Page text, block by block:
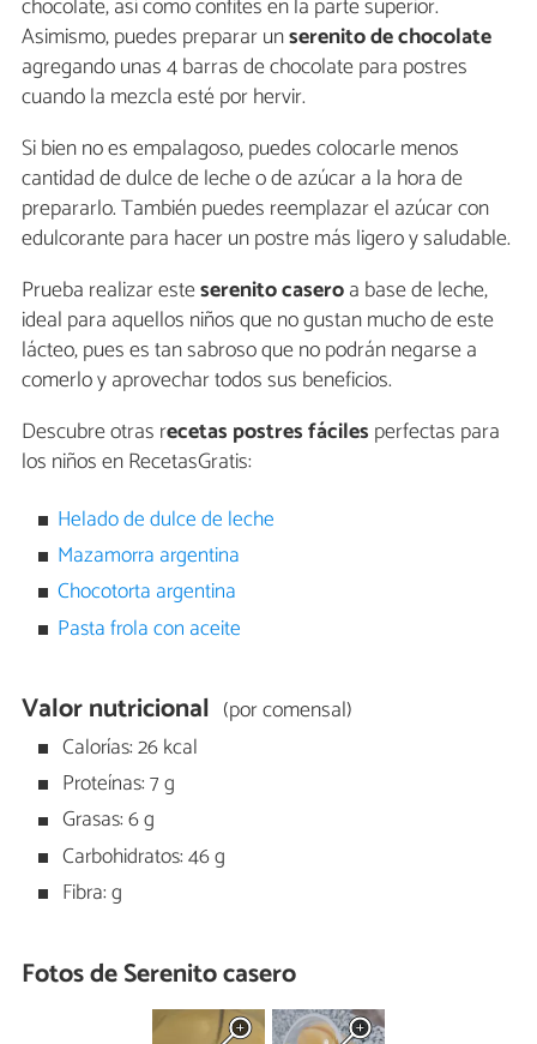
chocolate, así como confites en la parte superior.
Asimismo, puedes preparar unserenito de chocolate
agregando unas 4 barras de chocolate para postres
cuando la mezcla esté por hervir.
Si bien no es empalagoso, puedes colocarle menos
cantidad de dulce de leche o de azúcar a la hora de
prepararlo. También puedes reemplazar el azúcar con
edulcorante para hacer un postre más ligero y saludable.
Prueba realizar esteserenito caseroa base de leche,
ideal para aquellos niños que no gustan mucho de este
lácteo, pues es tan sabroso que no podrán negarse a
comerlo y aprovechar todos sus beneficios.
Descubre otras recetas postres fáciles perfectas para
los niños en RecetasGratis:
Helado de dulce de leche
Mazamorra argentina
Chocotorta argentina
Pasta frola con aceite
Valor nutricional (por comensal)
Calorías: 26 kcal
Proteínas: 7 g
Grasas: 6 g
Carbohidratos: 46 g
Fibra: g
Fotos de Serenito casero